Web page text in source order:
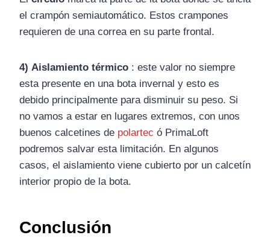
el crampón semiautomático. Estos crampones
requieren de una correa en su parte frontal.
4) Aislamiento térmico : este valor no siempre
esta presente en una bota invernal y esto es
debido principalmente para disminuir su peso. Si
no vamos a estar en lugares extremos, con unos
buenos calcetines de polartec ó PrimaLoft
podremos salvar esta limitación. En algunos
casos, el aislamiento viene cubierto por un calcetín
interior propio de la bota.
Conclusión